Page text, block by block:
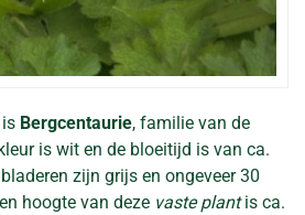
Bergcentaurie, familie van de
is wit en de bloeitijd is van ca.
zijn grijs en ongeveer 30
hoogte van deze vaste plantis ca.